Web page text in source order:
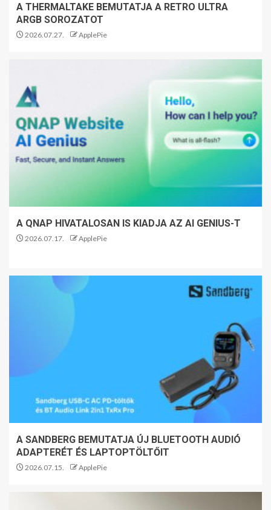
A THERMALTAKE BEMUTATJA A RETRO ULTRA
ARGB SOROZATOT
2026.07.27. ApplePie
A QNAP HIVATALOSAN IS KIADJA AZ AI GENIUS-T
2026.07.17. ApplePie
A SANDBERG BEMUTATJA ÚJ BLUETOOTH AUDIÓ
ADAPTERÉT ÉS LAPTOPTÖLTŐIT
2026.07.15. ApplePie